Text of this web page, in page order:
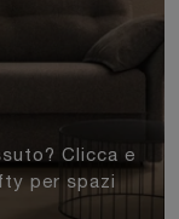
Clicca e
per spazi